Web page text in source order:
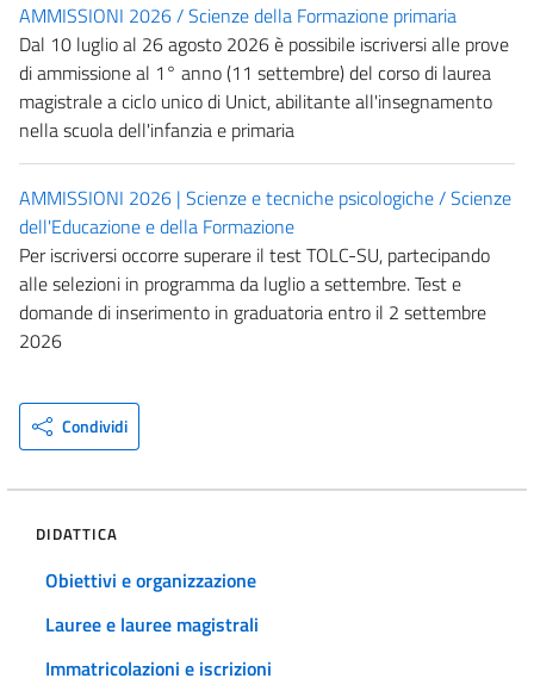
AMMISSIONI 2026 / Scienze della Formazione primaria
Dal 10 luglio al 26 agosto 2026 è possibile iscriversi alle prove
di ammissione al 1° anno (11 settembre) del corso di laurea
magistrale a ciclo unico di Unict, abilitante all'insegnamento
nella scuola dell'infanzia e primaria
AMMISSIONI 2026 | Scienze e tecniche psicologiche / Scienze
dell'Educazione e della Formazione
Per iscriversi occorre superare il test TOLC-SU, partecipando
alle selezioni in programma da luglio a settembre. Test e
domande di inserimento in graduatoria entro il 2 settembre
2026
Condividi
DIDATTICA
Obiettivi e organizzazione
Lauree e lauree magistrali
Immatricolazioni e iscrizioni